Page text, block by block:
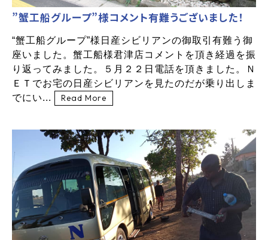
”蟹工船グループ”様コメント有難うございました！
“蟹工船グループ”様日産シビリアンの御取引有難う御
座いました。蟹工船様君津店コメントを頂き経過を振
り返ってみました。５月２２日電話を頂きました。Ｎ
ＥＴでお宅の日産シビリアンを見たのだが乗り出しま
でにい...
Read More